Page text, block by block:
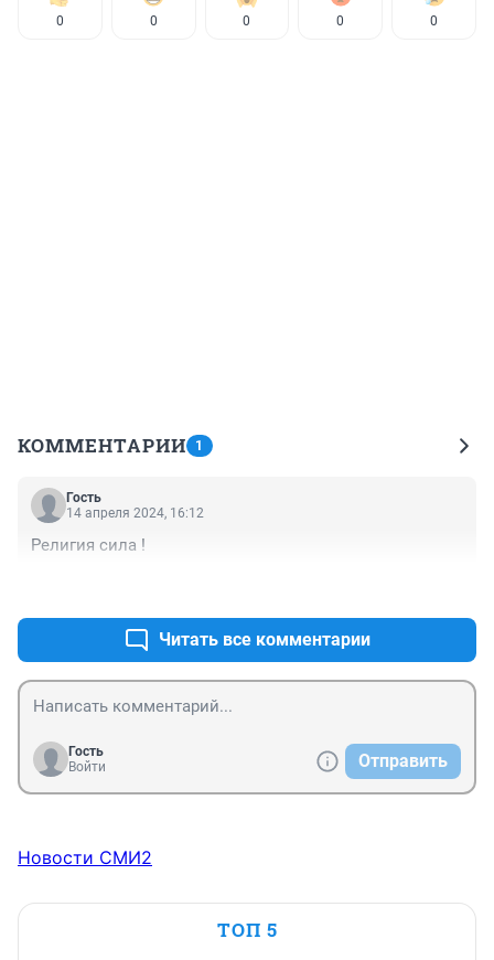
0 0 0 0 0
КОММЕНТАРИИ 1
Гость
14 апреля 2024, 16:12
Религия сила !
Читать все комментарии
Гость
Войти
Отправить
Новости СМИ2
ТОП 5